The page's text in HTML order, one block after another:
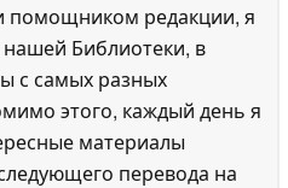
помощником редакции, я
Библиотеки, в
с самых разных
этого, каждый день я
материалы
перевода на